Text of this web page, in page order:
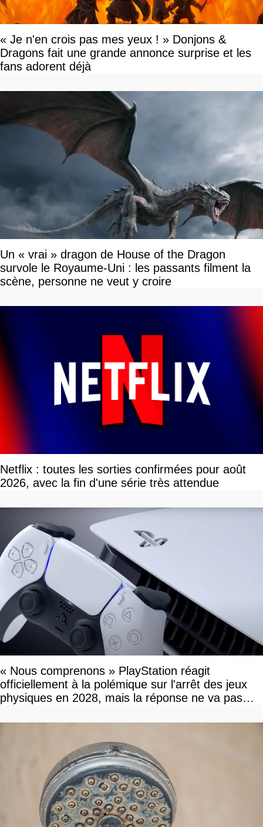
« Je n'en crois pas mes yeux ! » Donjons &
Dragons fait une grande annonce surprise et les
fans adorent déjà
Un « vrai » dragon de House of the Dragon
survole le Royaume-Uni : les passants filment la
scène, personne ne veut y croire
Netflix : toutes les sorties confirmées pour août
2026, avec la fin d'une série très attendue
« Nous comprenons » PlayStation réagit
officiellement à la polémique sur l'arrêt des jeux
physiques en 2028, mais la réponse ne va pas